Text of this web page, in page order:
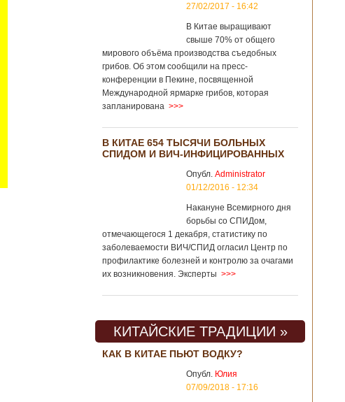
27/02/2017 - 16:42
В Китае выращивают
свыше 70% от общего
мирового объёма производства съедобных
грибов. Об этом сообщили на пресс-
конференции в Пекине, посвященной
Международной ярмарке грибов, которая
запланирована >>>
В КИТАЕ 654 ТЫСЯЧИ БОЛЬНЫХ
СПИДОМ И ВИЧ-ИНФИЦИРОВАННЫХ
Опубл. Administrator
01/12/2016 - 12:34
Накануне Всемирного дня
борьбы со СПИДом,
отмечающегося 1 декабря, статистику по
заболеваемости ВИЧ/СПИД огласил Центр по
профилактике болезней и контролю за очагами
их возникновения. Эксперты >>>
КИТАЙСКИЕ ТРАДИЦИИ »
КАК В КИТАЕ ПЬЮТ ВОДКУ?
Опубл. Юлия
07/09/2018 - 17:16